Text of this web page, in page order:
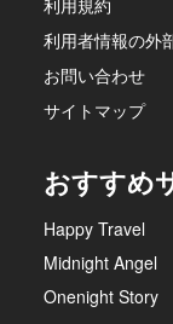
利用者情報の外
お問い合わせ
サイトマップ
おすすめ
Happy Travel
Midnight Angel
Onenight Story